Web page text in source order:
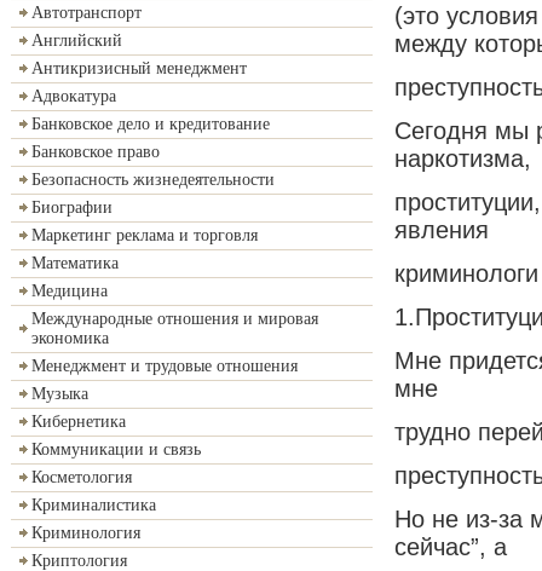
Автотранспорт
Английский
Антикризисный менеджмент
Адвокатура
Банковское дело и кредитование
Банковское право
Безопасность жизнедеятельности
Биографии
Маркетинг реклама и торговля
Математика
Медицина
Международные отношения и мировая
экономика
Менеджмент и трудовые отношения
Музыка
Кибернетика
Коммуникации и связь
Косметология
Криминалистика
Криминология
Криптология
(это
между
Сегодня мы
наркотизма,
явления
Мне
мне
трудно
Но не из-за
сейчас”, а